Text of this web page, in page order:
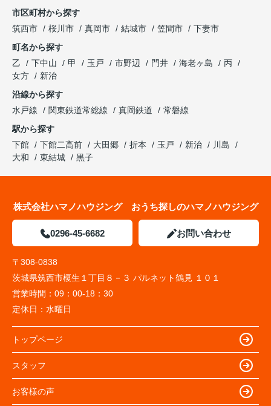
市区町村から探す
筑西市
桜川市 真岡市 結城市 笠間市
下妻市
町名から探す
乙
下中山 甲 玉戸 市野辺 門井 海老ヶ島
丙
女方
新治
沿線から探す
水戸線
関東鉄道常総線 真岡鉄道
常磐線
駅から探す
下館
下館二高前 大田郷 折本 玉戸 新治
川島
大和
東結城 黒子
株式会社ハマノハウジング おうち探しのハマノハウジング
0296-45-6682 お問い合わせ
〒308-0838
茨城県筑西市榎生１丁目８－３ パルネット鶴見 １０１
営業時間： 09：00-18：30
定休日： 水曜日
トップページ
スタッフ
お客様の声